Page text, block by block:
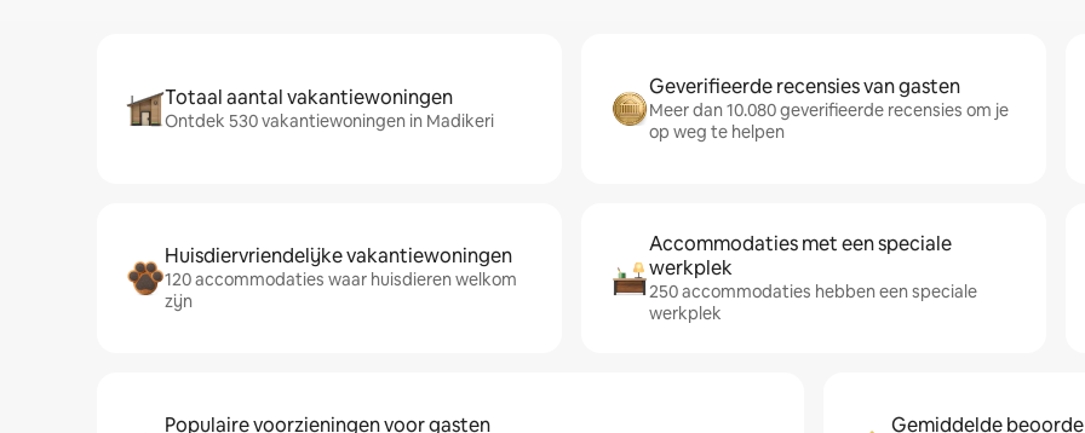
Totaal aantal vakantiewoningen
Ontdek 530 vakantiewoningen in Madikeri
Geverifieerde recensies van gasten
Meer dan 10.080 geverifieerde recensies om je
op weg te helpen
Huisdiervriendelijke vakantiewoningen
120 accommodaties waar huisdieren welkom
zijn
Accommodaties met een speciale
werkplek
250 accommodaties hebben een speciale
werkplek
Populaire voorzieningen voor gasten Gemiddelde